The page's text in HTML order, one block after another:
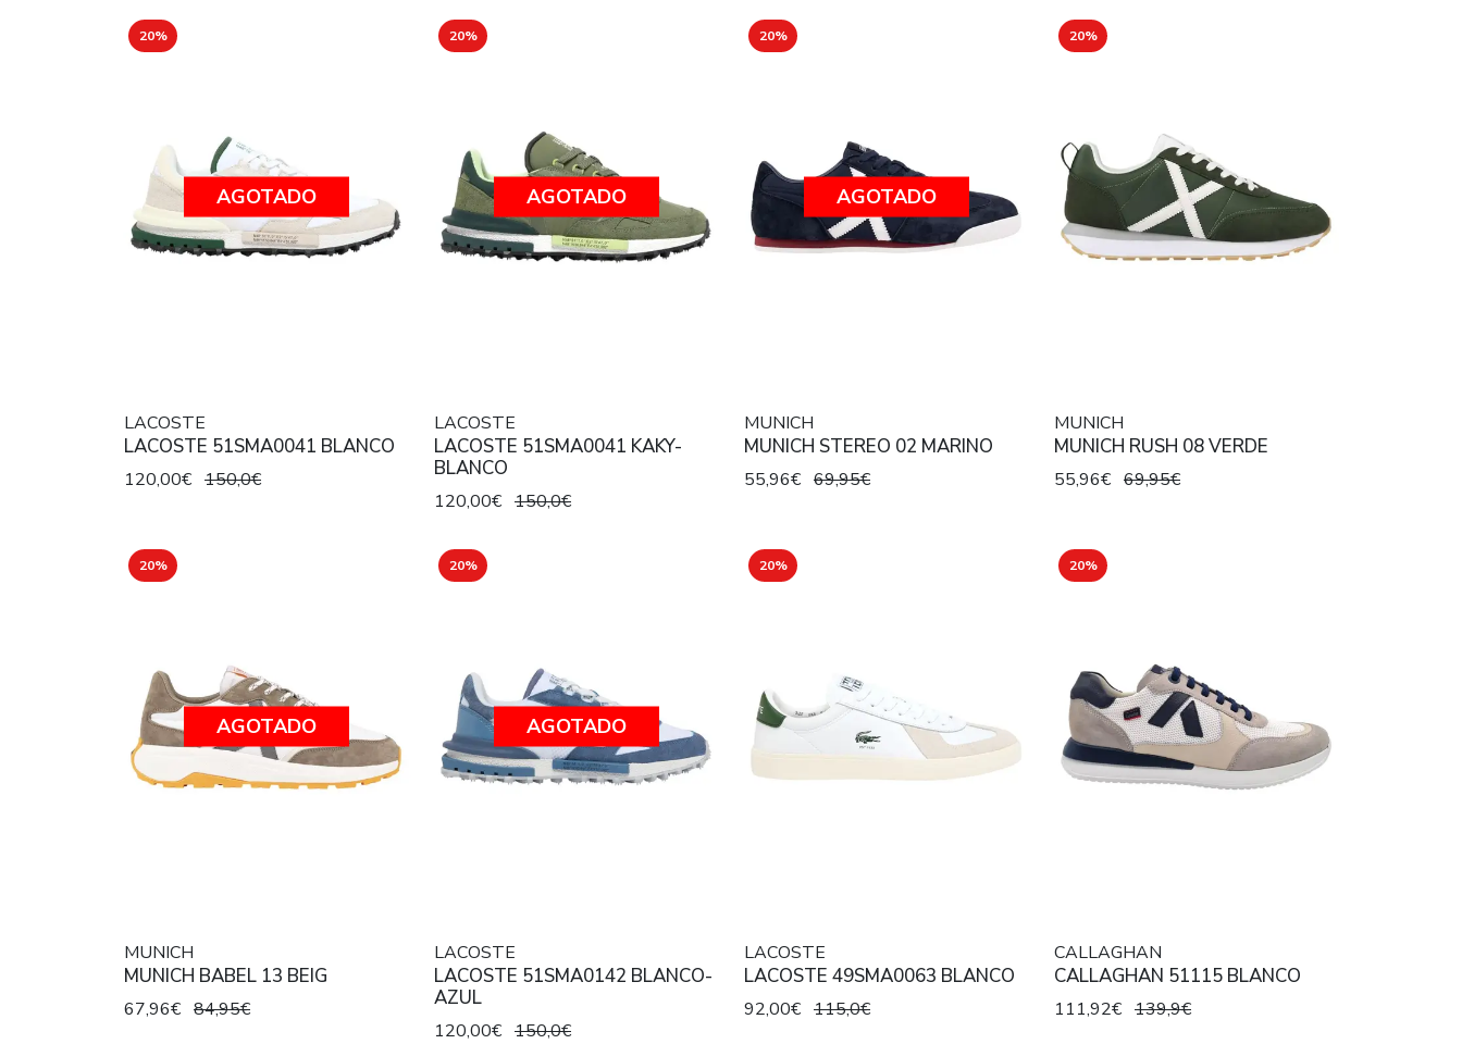
20%
AGOTADO
LACOSTE
LACOSTE 51SMA0041 BLANCO
120,00€ 150,0€
20%
AGOTADO
LACOSTE
LACOSTE 51SMA0041 KAKY-
BLANCO
120,00€ 150,0€
20%
AGOTADO
MUNICH
MUNICH STEREO 02 MARINO
55,96€ 69,95€
20%
MUNICH
MUNICH RUSH 08 VERDE
55,96€ 69,95€
20%
AGOTADO
MUNICH
MUNICH BABEL 13 BEIG
67,96€ 84,95€
20%
AGOTADO
LACOSTE
LACOSTE 51SMA0142 BLANCO-
AZUL
120,00€ 150,0€
20%
LACOSTE
LACOSTE 49SMA0063 BLANCO
92,00€ 115,0€
20%
CALLAGHAN
CALLAGHAN 51115 BLANCO
111,92€ 139,9€